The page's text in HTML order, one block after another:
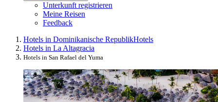
Unterkunft registrieren
Meine Reisen
Feedback
Hotels in Dominikanische RepublikHotels
Hotels in La Altagracia
Hotels in San Rafael del Yuma